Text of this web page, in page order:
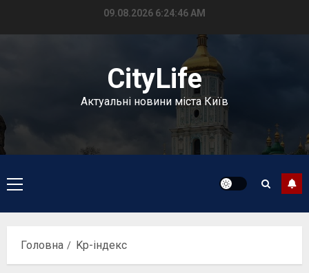
09.08.2026 6:24:47 AM
CityLife
Актуальні новини міста Київ
Головне
меню
Головна Kp-індекс